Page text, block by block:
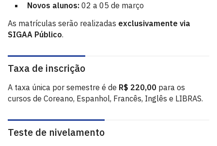
Novos alunos: 02 a 05 de março
As matrículas serão realizadas exclusivamente via
SIGAA Público.
Taxa de inscrição
A taxa única por semestre é de R$ 220,00 para os
cursos de Coreano, Espanhol, Francês, Inglês e LIBRAS.
Teste de nivelamento